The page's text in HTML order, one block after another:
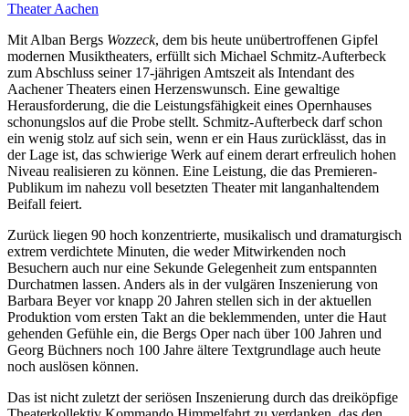
Theater Aachen
Mit Alban Bergs Wozzeck, dem bis heute unübertroffenen Gipfel
modernen Musiktheaters, erfüllt sich Michael Schmitz-Aufterbeck
zum Abschluss seiner 17-jährigen Amtszeit als Intendant des
Aachener Theaters einen Herzenswunsch. Eine gewaltige
Herausforderung, die die Leistungsfähigkeit eines Opernhauses
schonungslos auf die Probe stellt. Schmitz-Aufterbeck darf schon
ein wenig stolz auf sich sein, wenn er ein Haus zurücklässt, das in
der Lage ist, das schwierige Werk auf einem derart erfreulich hohen
Niveau realisieren zu können. Eine Leistung, die das Premieren-
Publikum im nahezu voll besetzten Theater mit langanhaltendem
Beifall feiert.
Zurück liegen 90 hoch konzentrierte, musikalisch und dramaturgisch
extrem verdichtete Minuten, die weder Mitwirkenden noch
Besuchern auch nur eine Sekunde Gelegenheit zum entspannten
Durchatmen lassen. Anders als in der vulgären Inszenierung von
Barbara Beyer vor knapp 20 Jahren stellen sich in der aktuellen
Produktion vom ersten Takt an die beklemmenden, unter die Haut
gehenden Gefühle ein, die Bergs Oper nach über 100 Jahren und
Georg Büchners noch 100 Jahre ältere Textgrundlage auch heute
noch auslösen können.
Das ist nicht zuletzt der seriösen Inszenierung durch das dreiköpfige